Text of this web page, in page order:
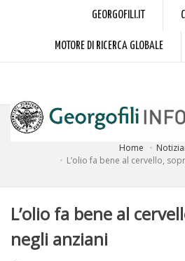
GEORGOFILI.IT
MOTORE DI RICERCA GLOBALE
a cura dell'Accademia dei Georgofili
Home
L’olio fa bene al cervello,
L’olio fa bene al
negli anziani